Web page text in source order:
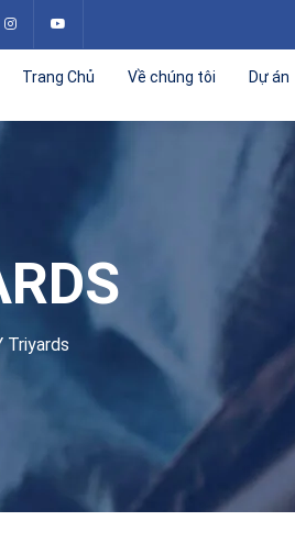
Trang Chủ Về chúng tôi Dự án
Triyards